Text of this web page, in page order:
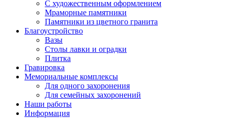
С художественным оформлением
Мраморные памятники
Памятники из цветного гранита
Благоустройство
Вазы
Столы лавки и оградки
Плитка
Гравировка
Мемориальные комплексы
Для одного захоронения
Для семейных захоронений
Наши работы
Информация